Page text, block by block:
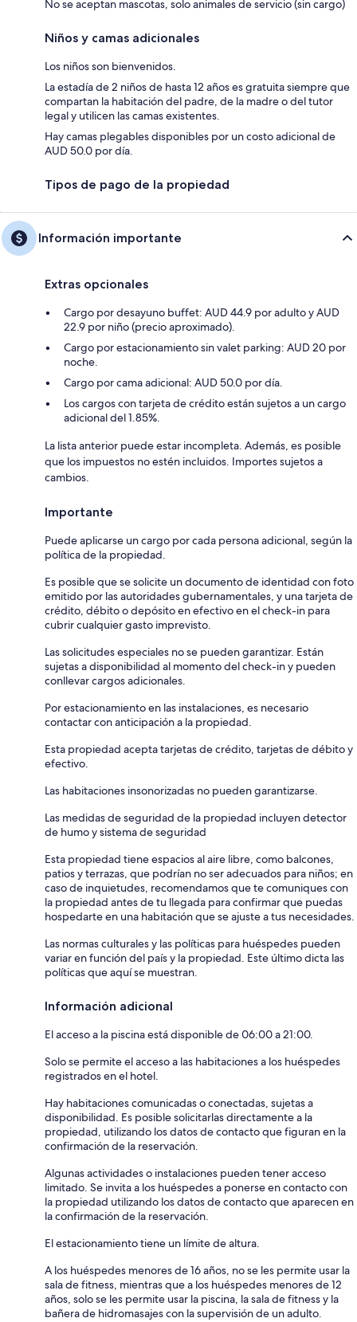
No se aceptan mascotas, solo animales de servicio (sin cargo)
Niños y camas adicionales
Los niños son bienvenidos.
La estadía de 2 niños de hasta 12 años es gratuita siempre que
compartan la habitación del padre, de la madre o del tutor
legal y utilicen las camas existentes.
Hay camas plegables disponibles por un costo adicional de
AUD 50.0 por día.
Tipos de pago de la propiedad
Información importante
Extras opcionales
Cargo por desayuno buffet: AUD 44.9 por adulto y AUD
22.9 por niño (precio aproximado).
Cargo por estacionamiento sin valet parking: AUD 20 por
noche.
Cargo por cama adicional: AUD 50.0 por día.
Los cargos con tarjeta de crédito están sujetos a un cargo
adicional del 1.85%.
La lista anterior puede estar incompleta. Además, es posible
que los impuestos no estén incluidos. Importes sujetos a
cambios.
Importante
Puede aplicarse un cargo por cada persona adicional, según la
política de la propiedad.
Es posible que se solicite un documento de identidad con foto
emitido por las autoridades gubernamentales, y una tarjeta de
crédito, débito o depósito en efectivo en el check-in para
cubrir cualquier gasto imprevisto.
Las solicitudes especiales no se pueden garantizar. Están
sujetas a disponibilidad al momento del check-in y pueden
conllevar cargos adicionales.
Por estacionamiento en las instalaciones, es necesario
contactar con anticipación a la propiedad.
Esta propiedad acepta tarjetas de crédito, tarjetas de débito y
efectivo.
Las habitaciones insonorizadas no pueden garantizarse.
Las medidas de seguridad de la propiedad incluyen detector
de humo y sistema de seguridad
Esta propiedad tiene espacios al aire libre, como balcones,
patios y terrazas, que podrían no ser adecuados para niños; en
caso de inquietudes, recomendamos que te comuniques con
la propiedad antes de tu llegada para confirmar que puedas
hospedarte en una habitación que se ajuste a tus necesidades.
Las normas culturales y las políticas para huéspedes pueden
variar en función del país y la propiedad. Este último dicta las
políticas que aquí se muestran.
Información adicional
El acceso a la piscina está disponible de 06:00 a 21:00.
Solo se permite el acceso a las habitaciones a los huéspedes
registrados en el hotel.
Hay habitaciones comunicadas o conectadas, sujetas a
disponibilidad. Es posible solicitarlas directamente a la
propiedad, utilizando los datos de contacto que figuran en la
confirmación de la reservación.
Algunas actividades o instalaciones pueden tener acceso
limitado. Se invita a los huéspedes a ponerse en contacto con
la propiedad utilizando los datos de contacto que aparecen en
la confirmación de la reservación.
El estacionamiento tiene un límite de altura.
A los huéspedes menores de 16 años, no se les permite usar la
sala de fitness, mientras que a los huéspedes menores de 12
años, solo se les permite usar la piscina, la sala de fitness y la
bañera de hidromasajes con la supervisión de un adulto.